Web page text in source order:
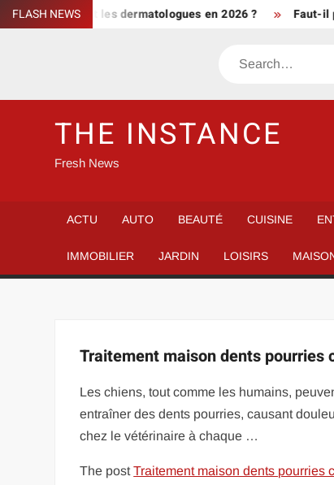
Skip
to
FLASH NEWS
vraiment les dermatologues en 2026 ? Faut-il
Search
THE INSTANCE
Fresh News
ACTU AUTO BEAUTÉ CUISINE
IMMOBILIER JARDIN LOISIRS
Traitement maison dents pourries
Les chiens, tout comme les humains,
entraîner des dents pourries, causant
chez le vétérinaire à chaque …
The postTraitement maison dents pourries